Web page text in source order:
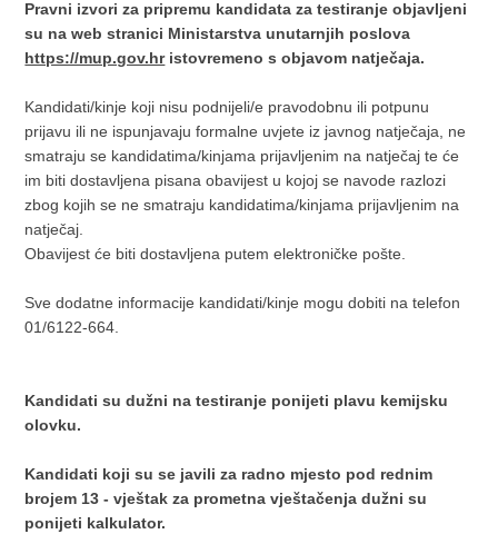
Pravni izvori za pripremu kandidata za testiranje objavljeni
su na web stranici Ministarstva unutarnjih poslova
https://mup.gov.hristovremeno s objavom natječaja.
Kandidati/kinje koji nisu podnijeli/e pravodobnu ili potpunu
prijavu ili ne ispunjavaju formalne uvjete iz javnog natječaja, ne
smatraju se kandidatima/kinjama prijavljenim na natječaj te će
im biti dostavljena pisana obavijest u kojoj se navode razlozi
zbog kojih se ne smatraju kandidatima/kinjama prijavljenim na
natječaj.
Obavijest će biti dostavljena putem elektroničke pošte.
Sve dodatne informacije kandidati/kinje mogu dobiti na telefon
01/6122-664.
Kandidati su dužni na testiranje ponijeti plavu kemijsku
olovku.
Kandidati koji su se javili za radno mjesto pod rednim
brojem 13 - vještak za prometna vještačenja dužni su
ponijeti kalkulator.